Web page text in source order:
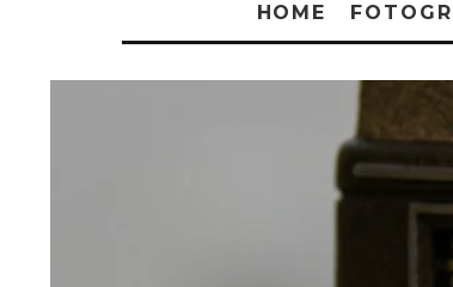
HOME